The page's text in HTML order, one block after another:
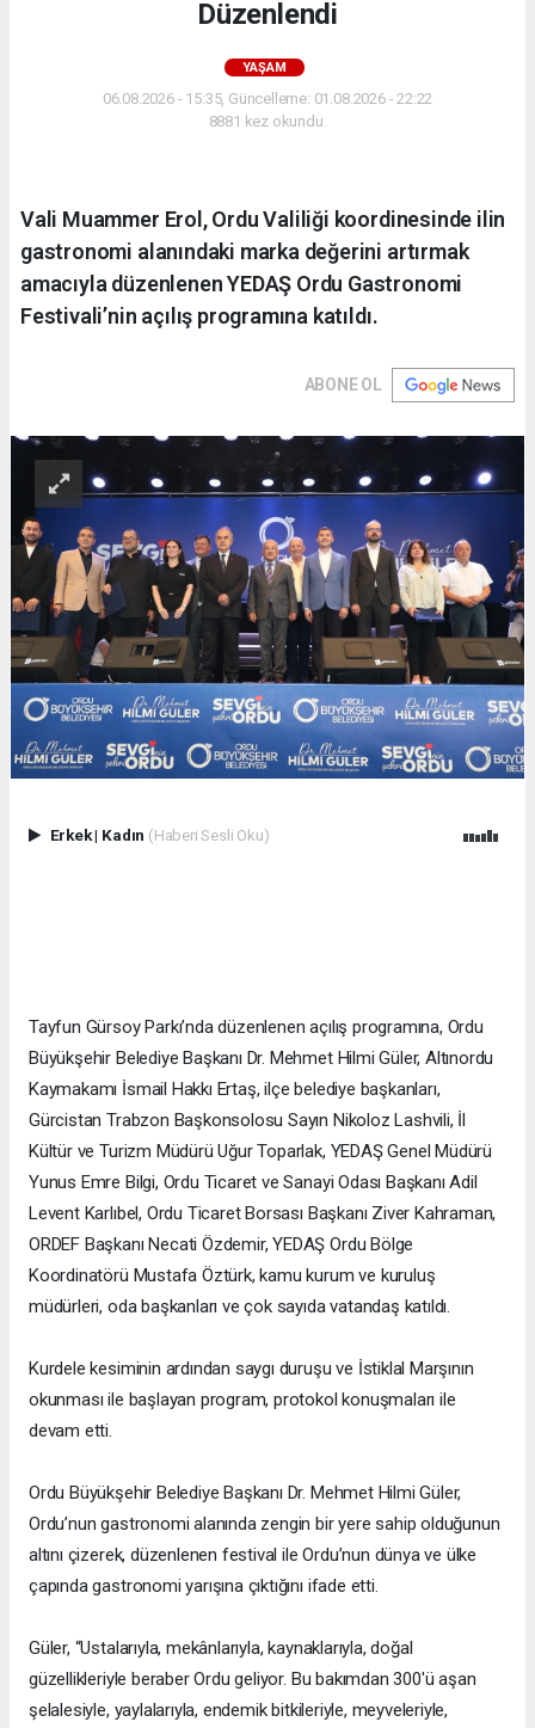
Düzenlendi
YAŞAM
06.08.2026 - 15:35, Güncelleme: 01.08.2026 - 22:22
8881 kez okundu.
Vali Muammer Erol, Ordu Valiliği koordinesinde ilin
gastronomi alanındaki marka değerini artırmak
amacıyla düzenlenen YEDAŞ Ordu Gastronomi
Festivali’nin açılış programına katıldı.
ABONE OL
Erkek| Kadın (Haberi Sesli Oku)
Tayfun Gürsoy Parkı’nda düzenlenen açılış programına, Ordu
Büyükşehir Belediye Başkanı Dr. Mehmet Hilmi Güler, Altınordu
Kaymakamı İsmail Hakkı Ertaş, ilçe belediye başkanları,
Gürcistan Trabzon Başkonsolosu Sayın Nikoloz Lashvili, İl
Kültür ve Turizm Müdürü Uğur Toparlak, YEDAŞ Genel Müdürü
Yunus Emre Bilgi, Ordu Ticaret ve Sanayi Odası Başkanı Adil
Levent Karlıbel, Ordu Ticaret Borsası Başkanı Ziver Kahraman,
ORDEF Başkanı Necati Özdemir, YEDAŞ Ordu Bölge
Koordinatörü Mustafa Öztürk, kamu kurum ve kuruluş
müdürleri, oda başkanları ve çok sayıda vatandaş katıldı.
Kurdele kesiminin ardından saygı duruşu ve İstiklal Marşının
okunması ile başlayan program, protokol konuşmaları ile
devam etti.
Ordu Büyükşehir Belediye Başkanı Dr. Mehmet Hilmi Güler,
Ordu’nun gastronomi alanında zengin bir yere sahip olduğunun
altını çizerek, düzenlenen festival ile Ordu’nun dünya ve ülke
çapında gastronomi yarışına çıktığını ifade etti.
Güler, “Ustalarıyla, mekânlarıyla, kaynaklarıyla, doğal
güzellikleriyle beraber Ordu geliyor. Bu bakımdan 300'ü aşan
şelalesiyle, yaylalarıyla, endemik bitkileriyle, meyveleriyle,